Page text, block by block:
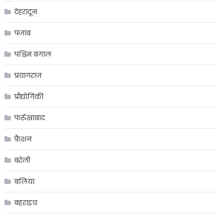
देहरादून
पंजाब
पश्चिम बंगाल
प्रयागराज
प्रौद्योगिकी
फर्रुखाबाद
फ़ैशन
बरेली
बलिया
बहराइच